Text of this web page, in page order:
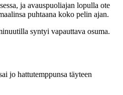
ja avauspuoliajan lopulla ote
puhtaana koko pelin ajan.
syntyi vapauttava osuma.
jo hattutemppunsa täyteen